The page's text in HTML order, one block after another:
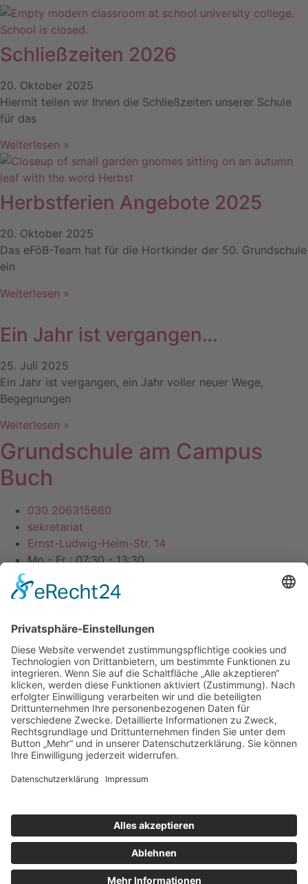
Schließzeiten 2026
20. Oktober 2025
Hiermit teilen wir Ihnen die Schließzeiten unserer Schule
für das
Weiterlesen »
Herbstferien Angebote 2025
20. Oktober 2025
Das eFöB-Team hat für die Hortkinder der 50. Grundschule
ein
Weiterlesen »
Ein Jahr ist vergangen…
25. Juli 2025
Ein Jahr ist vergangen, ein Jahr voller neuer Wege,
Begegnungen
Weiterlesen »
Grundschule am Campus
Buch
030 206315660
sekretariat
Ernst-Ludwig-Heim-Str. 14
Mo - Fr : 07:30 - 13:30
Impressum
Die Betreuung findet von
7.30-16.00 Uhr in den